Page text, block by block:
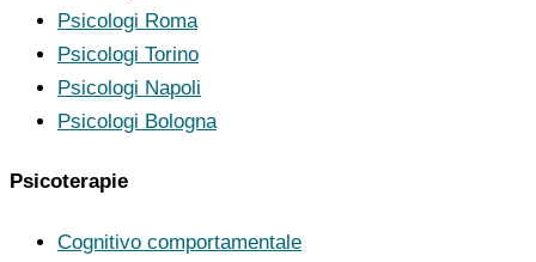
Psicologi Roma
Psicologi Torino
Psicologi Napoli
Psicologi Bologna
Psicoterapie
Cognitivo comportamentale